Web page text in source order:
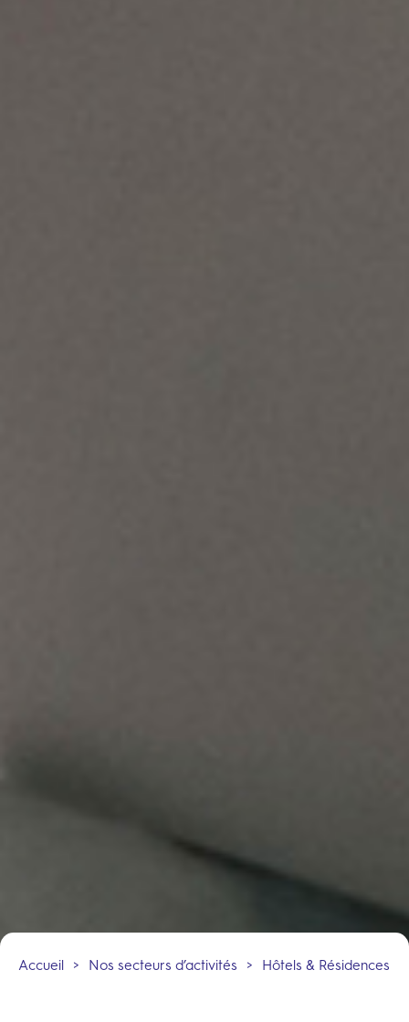
Accueil > Nos secteurs d’activités > Hôtels & Résidences